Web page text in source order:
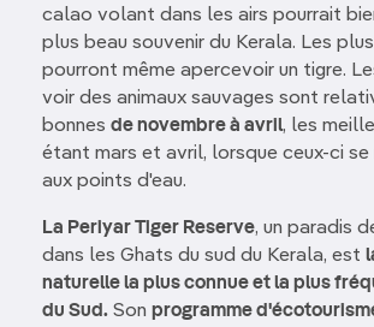
calao volant dans les airs pourrait
plus beau souvenir du Kerala. Les
pourront même apercevoir un tigre.
voir des animaux sauvages sont
bonnes de novembre à avril, les
étant mars et avril, lorsque ceux-ci
aux points d'eau.
La Periyar Tiger Reserve, un paradis
dans les Ghats du sud du Kerala, est
naturelle la plus connue et la plus
du Sud. Son programme